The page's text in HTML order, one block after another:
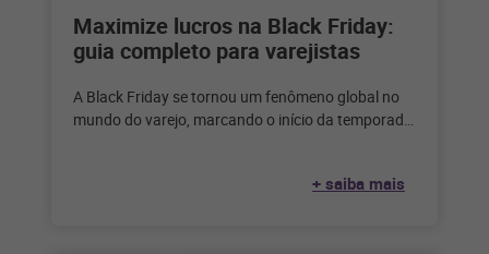
Maximize lucros na Black Friday:
guia completo para varejistas
A Black Friday se tornou um fenômeno global no
mundo do varejo, marcando o início da temporada
+ saiba mais